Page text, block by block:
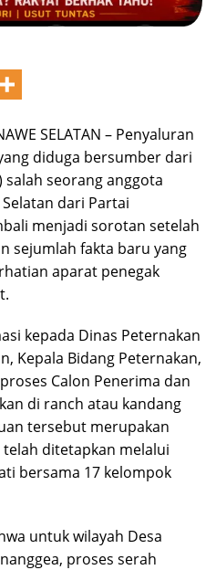
SELATAN – Penyaluran
diduga bersumber dari
salah seorang anggota
dari Partai
menjadi sorotan setelah
sejumlah fakta baru yang
aparat penegak
kepada Dinas Peternakan
Kepala Bidang Peternakan,
Calon Penerima dan
di ranch atau kandang
tersebut merupakan
ditetapkan melalui
bersama 17 kelompok
untuk wilayah Desa
proses serah